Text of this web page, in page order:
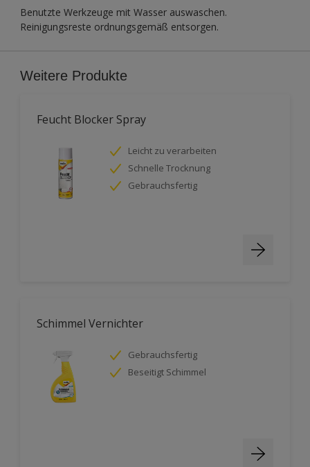
Benutzte Werkzeuge mit Wasser auswaschen.
Reinigungsreste ordnungsgemäß entsorgen.
Weitere Produkte
Feucht Blocker Spray
Leicht zu verarbeiten
Schnelle Trocknung
Gebrauchsfertig
Schimmel Vernichter
Gebrauchsfertig
Beseitigt Schimmel